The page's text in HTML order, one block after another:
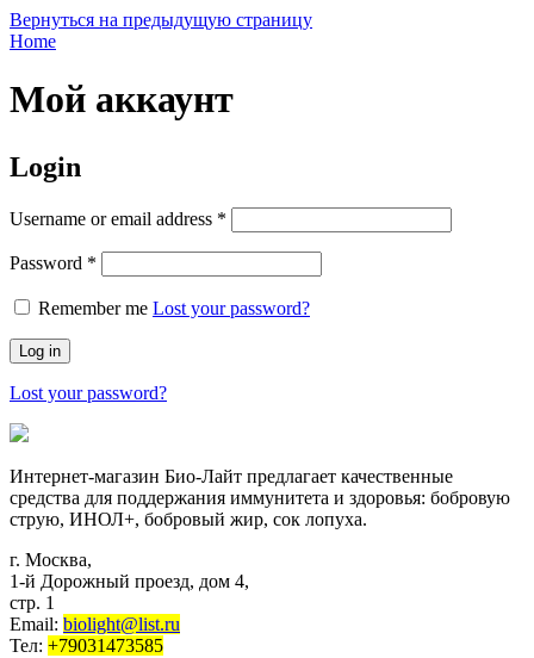
Вернуться на предыдущую страницу
Home
Мой аккаунт
Login
Username or email address *
Password *
Remember me Lost your password?
Log in
Lost your password?
Интернет-магазин Био-Лайт предлагает качественные
средства для поддержания иммунитета и здоровья: бобровую
струю, ИНОЛ+, бобровый жир, сок лопуха.
г. Москва,
1-й Дорожный проезд, дом 4,
стр. 1
Email: biolight@list.ru
Тел: +79031473585